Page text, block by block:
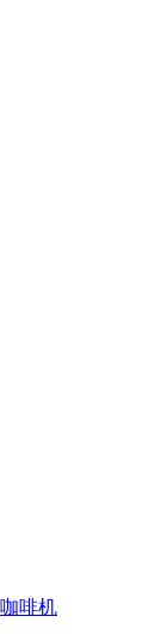
咖啡机